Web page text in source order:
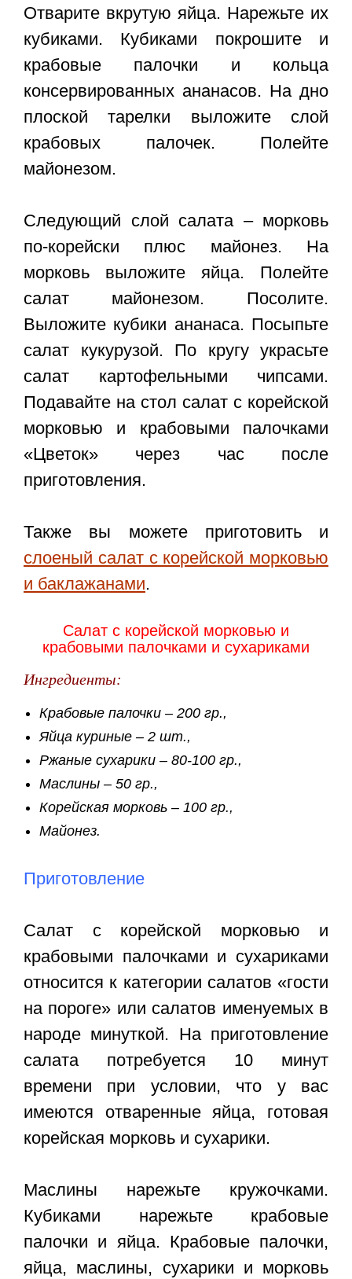
Отварите вкрутую яйца. Нарежьте их
кубиками. Кубиками покрошите и
крабовые палочки и кольца
консервированных ананасов. На дно
плоской тарелки выложите слой
крабовых палочек. Полейте
майонезом.
Следующий слой салата – морковь
по-корейски плюс майонез. На
морковь выложите яйца. Полейте
салат майонезом. Посолите.
Выложите кубики ананаса. Посыпьте
салат кукурузой. По кругу украсьте
салат картофельными чипсами.
Подавайте на стол салат с корейской
морковью и крабовыми палочками
«Цветок» через час после
приготовления.
Также вы можете приготовить и
слоеный салат с корейской морковью
и баклажанами.
Салат с корейской морковью и
крабовыми палочками и сухариками
Ингредиенты:
Крабовые палочки – 200 гр.,
Яйца куриные – 2 шт.,
Ржаные сухарики – 80-100 гр.,
Маслины – 50 гр.,
Корейская морковь – 100 гр.,
Майонез.
Приготовление
Салат с корейской морковью и
крабовыми палочками и сухариками
относится к категории салатов «гости
на пороге» или салатов именуемых в
народе минуткой. На приготовление
салата потребуется 10 минут
времени при условии, что у вас
имеются отваренные яйца, готовая
корейская морковь и сухарики.
Маслины нарежьте кружочками.
Кубиками нарежьте крабовые
палочки и яйца. Крабовые палочки,
яйца, маслины, сухарики и морковь